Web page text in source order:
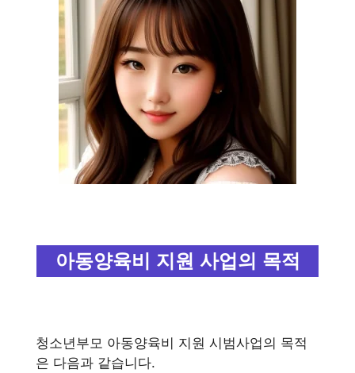
아동양육비 지원 사업의 목적
청소년부모 아동양육비 지원 시범사업의 목적
은 다음과 같습니다.